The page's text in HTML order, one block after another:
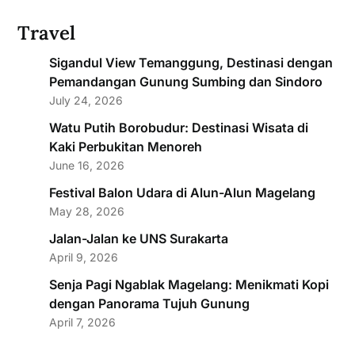
Travel
Sigandul View Temanggung, Destinasi dengan
Pemandangan Gunung Sumbing dan Sindoro
July 24, 2026
Watu Putih Borobudur: Destinasi Wisata di
Kaki Perbukitan Menoreh
June 16, 2026
Festival Balon Udara di Alun-Alun Magelang
May 28, 2026
Jalan-Jalan ke UNS Surakarta
April 9, 2026
Senja Pagi Ngablak Magelang: Menikmati Kopi
dengan Panorama Tujuh Gunung
April 7, 2026